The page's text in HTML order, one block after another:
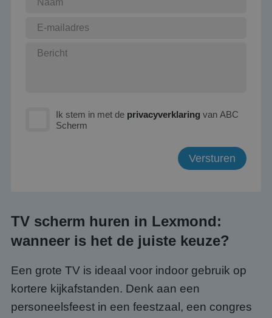
Ik stem in met de privacyverklaring van ABC
Scherm
TV scherm huren in Lexmond:
wanneer is het de juiste keuze?
Een grote TV is ideaal voor indoor gebruik op
kortere kijkafstanden. Denk aan een
personeelsfeest in een feestzaal, een congres